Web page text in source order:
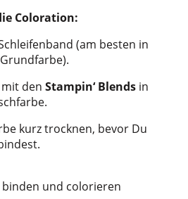
Coloration:
(am besten in
den Stampin‘ Blends in
kurz trocknen, bevor Du